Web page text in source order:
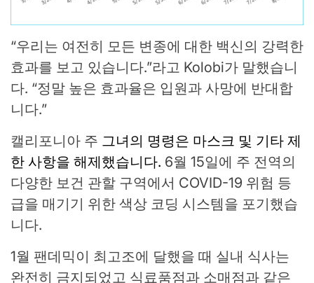
“우리는 여전히 모든 변종에 대한 백신의 강력한
효과를 보고 있습니다.”라고 Kolobi가 말했습니
다. “정말 높은 효과율은 입원과 사망에 반대합
니다.”
캘리포니아 주 그녀의 명령은 마스크 및 기타 제
한 사항을 해제했습니다. 6월 15일에 주 전역의
다양한 보건 관할 구역에서 COVID-19 위험 등
급을 매기기 위한 색상 코딩 시스템을 포기했습
니다.
1월 팬데믹이 최고조에 달했을 때 실내 식사는
완전히 금지되었고 식료품점과 소매점과 같은